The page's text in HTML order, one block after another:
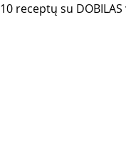
10 receptų su